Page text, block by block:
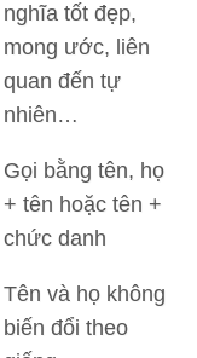
nghĩa tốt đẹp,
mong ước, liên
quan đến tự
nhiên…
Gọi bằng tên, họ
+ tên hoặc tên +
chức danh
Tên và họ không
biến đổi theo